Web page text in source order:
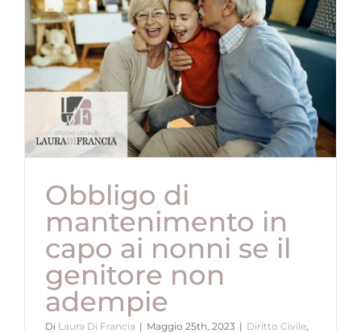
Obbligo di
mantenimento in
capo ai nonni se il
genitore non
adempie
Di Laura Di Francia | Maggio 25th, 2023 | Diritto Civile